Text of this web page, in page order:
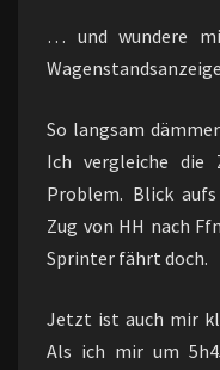
… und wundere
So langsam
Ich vergleiche die
Problem. Blick
Zug von HH nach
Sprinter fährt doch.
Jetzt ist auch mir
Als ich mir um